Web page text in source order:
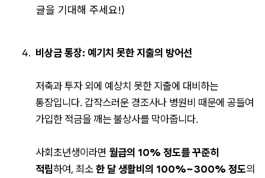
글을 기대해 주세요!)
비상금 통장: 예기치 못한 지출의 방어선
저축과 투자 외에 예상치 못한 지출에 대비하는
통장입니다. 갑작스러운 경조사나 병원비 때문에 공들여
가입한 적금을 깨는 불상사를 막아줍니다.
사회초년생이라면 월급의 10% 정도를 꾸준히
적립하여, 최소한 달 생활비의 100%~300% 정도의